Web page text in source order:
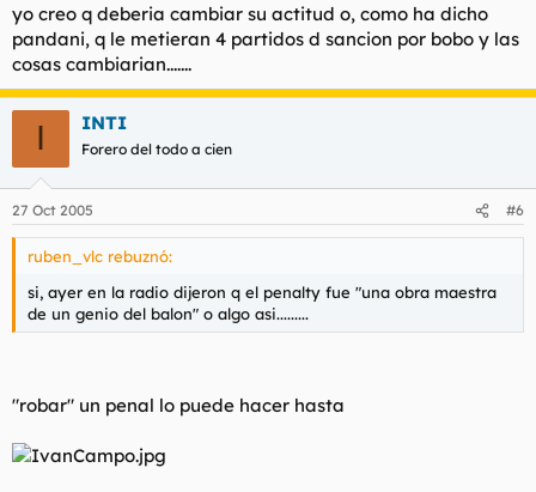
yo creo q deberia cambiar su actitud o, como ha dicho
pandani, q le metieran 4 partidos d sancion por bobo y las
cosas cambiarian.......
I INTI
Forero del todo a cien
27 Oct 2005 #6
ruben_vlc rebuznó:
si, ayer en la radio dijeron q el penalty fue "una obra maestra
de un genio del balon" o algo asi.........
"robar" un penal lo puede hacer hasta